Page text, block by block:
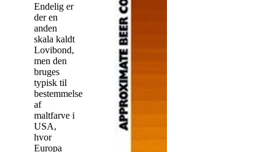
Endelig er
der en
anden
skala kaldt
Lovibond,
men den
bruges
typisk til
bestemmelse
af
maltfarve i
USA,
hvor
Europa